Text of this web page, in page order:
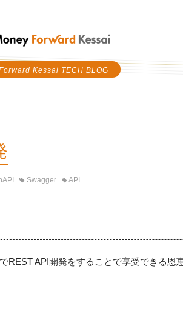
Forward Kessai
Kessai TECH BLOG
Swagger API
REST API開発をすることで享受できる恩